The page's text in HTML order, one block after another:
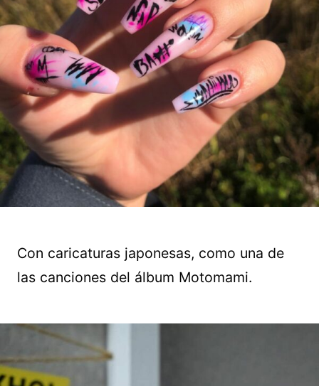
Con caricaturas japonesas, como una de
las canciones del álbum Motomami.